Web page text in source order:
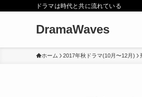
ドラマは時代と共に流れている
DramaWaves
ホーム 2017年秋ドラマ(10月〜12月)